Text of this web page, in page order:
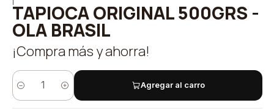
TAPIOCA ORIGINAL 500GRS -
OLA BRASIL
¡Compra más y ahorra!
Cantidad
Agregar al carro